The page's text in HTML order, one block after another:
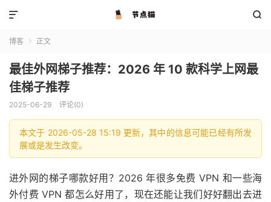


博客  正文
最佳外网梯子推荐：2026 年 10 款科学上网最
佳梯子推荐
2025-06-29 评论(0)
本文于 2026-05-28 15:19 更新，其中的信息可能已经有所发
展或是发生改变。
进外网的梯子哪款好用？2026 年很多免费 VPN 和一些海
外付费 VPN 都怎么好用了，现在还能让我们好好翻出去进